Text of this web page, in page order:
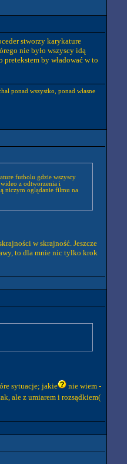
stworzy karykature
nie było wszyscy idą
by władować w to
ponad wszystko, ponad własne
futbolu gdzie wszyscy
niczym oglądanie filmu na
w skrajność. Jeszcze
to dla mnie nic tylko krok
sytuacje; jakie
nie wiem -
ale z umiarem i rozsądkiem(